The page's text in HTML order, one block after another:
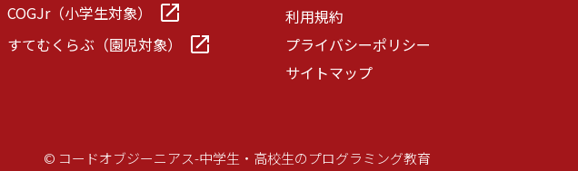
COGJr（小学生対象）
すてむくらぶ（園児対象）
利用規約
プライバシーポリシー
サイトマップ
© コードオブジーニアス-中学生・高校生のプログラミング教育